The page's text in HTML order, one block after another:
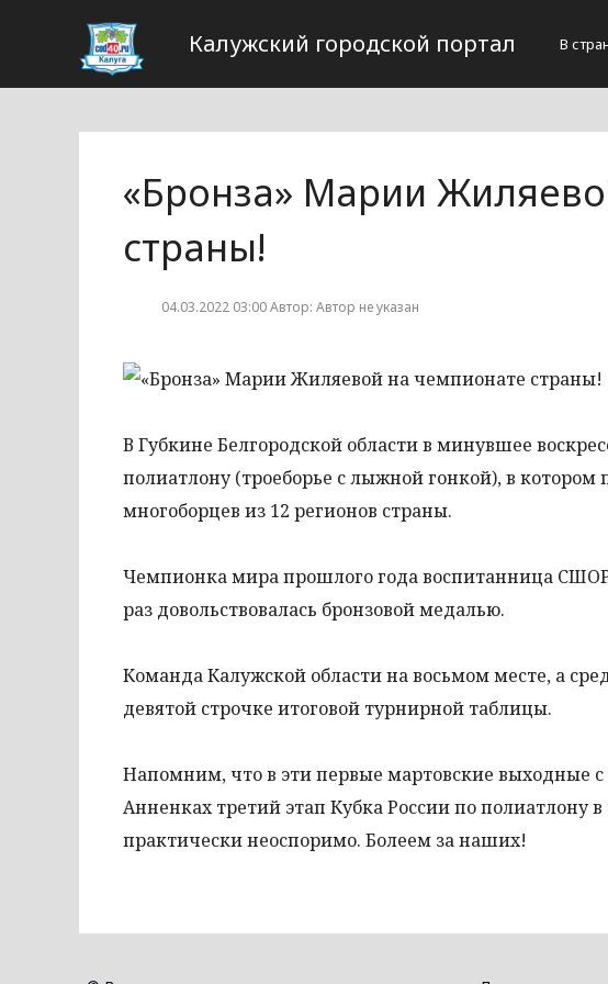
Калужский городской портал В
«Бронза» Марии
страны!
04.03.2022 03:00 Автор: Автор не указан
В Губкине Белгородской области в минувшее
полиатлону (троеборье с лыжной гонкой), в
многоборцев из 12 регионов страны.
Чемпионка мира прошлого года воспитанница
раз довольствовалась бронзовой медалью.
Команда Калужской области на восьмом месте, а
девятой строчке итоговой турнирной таблицы.
Напомним, что в эти первые мартовские выходные
Анненках третий этап Кубка России по полиатлону
практически неоспоримо. Болеем за наших!